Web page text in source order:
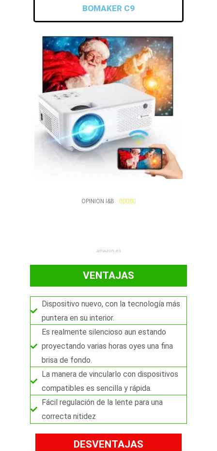
BOMAKER C9
OPINION I&B 4
amazon.es
VENTAJAS
Dispositivo nuevo, con la tecnología más
puntera en su interior.
Es realmente silencioso aun estando
proyectando varias horas oyes una fina
brisa de fondo.
La manera de vincularlo con dispositivos
compatibles es sencilla y rápida.
Fácil regulación de la lente para una
correcta nitidez
DESVENTAJAS